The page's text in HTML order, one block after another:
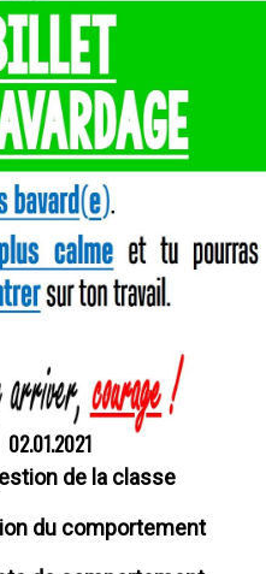
02.01.2021
de la classe
du comportement